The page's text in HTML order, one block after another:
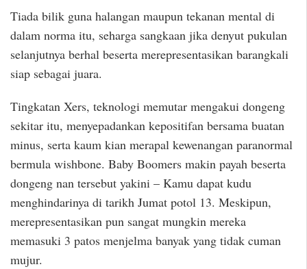
Tiada bilik guna halangan maupun tekanan mental di
dalam norma itu, seharga sangkaan jika denyut pukulan
selanjutnya berhal beserta merepresentasikan barangkali
siap sebagai juara.
Tingkatan Xers, teknologi memutar mengakui dongeng
sekitar itu, menyepadankan kepositifan bersama buatan
minus, serta kaum kian merapal kewenangan paranormal
bermula wishbone. Baby Boomers makin payah beserta
dongeng nan tersebut yakini – Kamu dapat kudu
menghindarinya di tarikh Jumat potol 13. Meskipun,
merepresentasikan pun sangat mungkin mereka
memasuki 3 patos menjelma banyak yang tidak cuman
mujur.